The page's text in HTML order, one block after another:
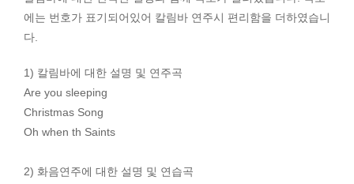
에는 번호가 표기되어있어 칼림바 연주시 편리함을 더하였습니
다.
1) 칼림바에 대한 설명 및 연주곡
Are you sleeping
Christmas Song
Oh when th Saints
2) 화음연주에 대한 설명 및 연습곡